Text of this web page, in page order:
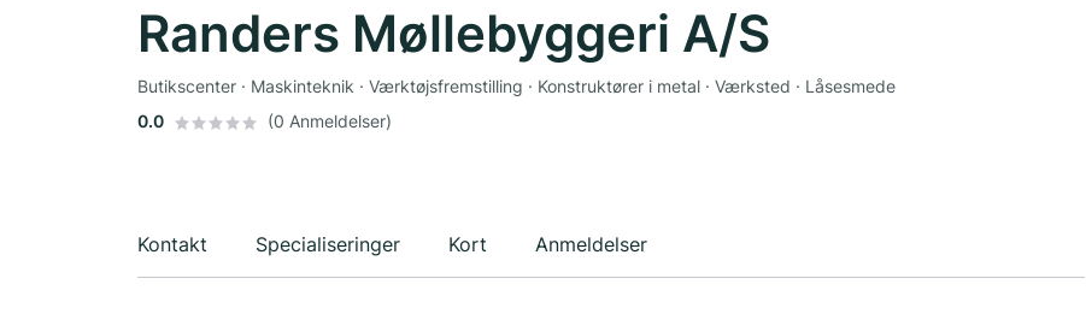
Randers Møllebyggeri A/S
Butikscenter · Maskinteknik · Værktøjsfremstilling · Konstruktører i metal · Værksted · Låsesmede
0.0
(0 Anmeldelser)
Kontakt Specialiseringer Kort Anmeldelser